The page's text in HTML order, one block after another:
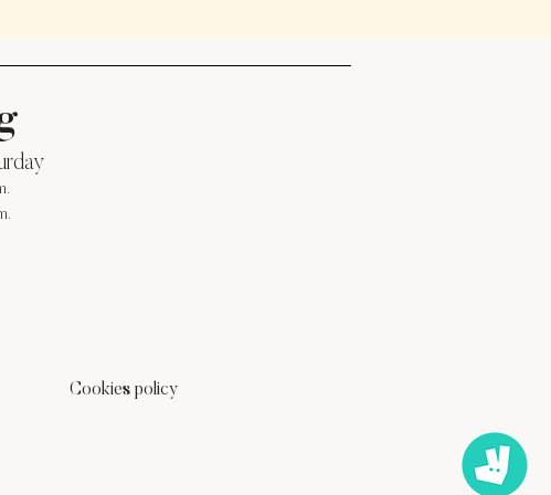
Cookies policy